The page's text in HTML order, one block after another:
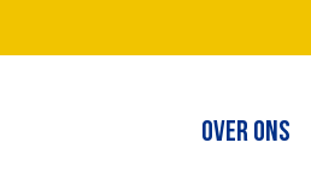
OVER ONS